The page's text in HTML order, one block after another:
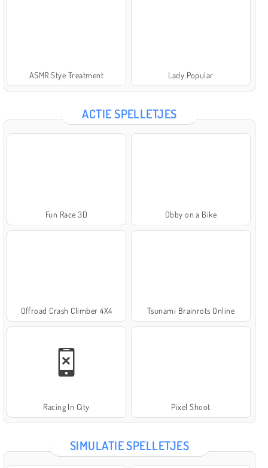
ASMR Stye Treatment Lady Popular
ACTIE SPELLETJES
Fun Race 3D Obby on a Bike
Offroad Crash Climber 4X4 Tsunami Brainrots Online
Racing In City Pixel Shoot
SIMULATIE SPELLETJES